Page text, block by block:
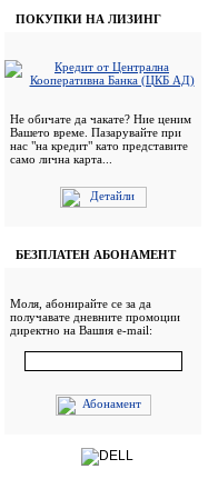
ПОКУПКИ НА ЛИЗИНГ
Не обичате да чакате? Ние ценим
Вашето време. Пазарувайте при
нас "на кредит" като представите
само лична карта...
БЕЗПЛАТЕН АБОНАМЕНТ
Моля, абонирайте се за да
получавате дневните промоции
директно на Вашия e-mail: